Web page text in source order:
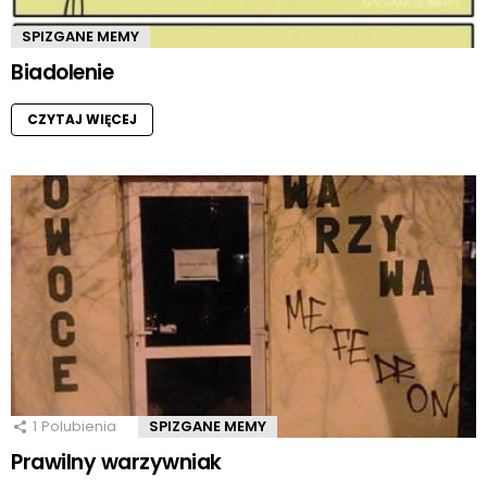
SPIZGANE MEMY
Biadolenie
CZYTAJ WIĘCEJ
1 Polubienia SPIZGANE MEMY
Prawilny warzywniak